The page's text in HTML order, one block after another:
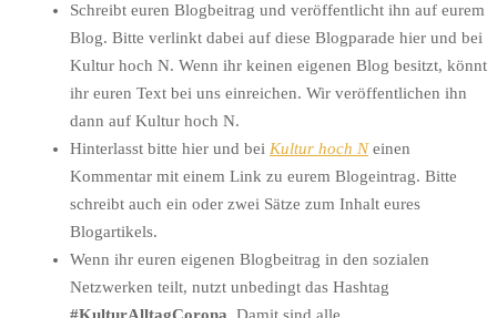
Schreibt euren Blogbeitrag und veröffentlicht ihn auf eurem
Blog. Bitte verlinkt dabei auf diese Blogparade hier und bei
Kultur hoch N. Wenn ihr keinen eigenen Blog besitzt, könnt
ihr euren Text bei uns einreichen. Wir veröffentlichen ihn
dann auf Kultur hoch N.
Hinterlasst bitte hier und bei Kultur hoch Neinen
Kommentar mit einem Link zu eurem Blogeintrag. Bitte
schreibt auch ein oder zwei Sätze zum Inhalt eures
Blogartikels.
Wenn ihr euren eigenen Blogbeitrag in den sozialen
Netzwerken teilt, nutzt unbedingt das Hashtag